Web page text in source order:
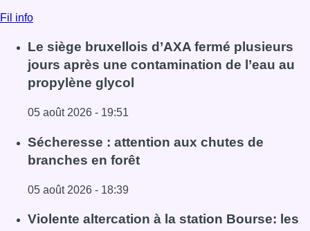
Fil info
Le siège bruxellois d’AXA fermé plusieurs
jours après une contamination de l’eau au
propylène glycol
05 août 2026 - 19:51
Lire l'article Le siège bruxellois d’AXA fermé plusieurs
Sécheresse : attention aux chutes de
branches en forêt
05 août 2026 - 18:39
Lire l'article Sécheresse : attention aux chutes de
Violente altercation à la station Bourse: les